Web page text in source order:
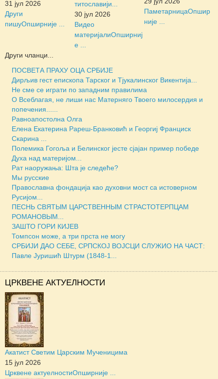
31 јул 2026
Други
пишуОпширније ...
титославији...
30 јул 2026
Видео
материјалиОпширниј
е ...
ПаметарницаОпшир
није ...
Други чланци...
ПОСВЕТА ПРАХУ ОЦА СРБИЈЕ
Дирљив гест епископа Тарског и Тјукалинског Викентија...
Не сме се играти по западним правилима
О Всеблагая, не лиши нас Матерняго Твоего милосердия и
попечения......
Равноапостолна Олга
Елена Екатерина Рареш-Бранковић и Георгиј Франциск
Скарина ...
Полемика Гогоља и Белинског јесте сјајан пример победе
Духа над материјом...
Рат наоружања: Шта је следеће?
Мы русские
Православна фондација као духовни мост са истоверном
Русијом...
ПЕСНЬ СВЯТЫМ ЦАРСТВЕННЫМ СТРАСТОТЕРПЦАМ
РОМАНОВЫМ...
ЗАШТО ГОРИ КИЈЕВ
Томпсон може, а три прста не могу
СРБИЈИ ДАО СЕБЕ, СРПСКОЈ ВОЈСЦИ СЛУЖИО НА ЧАСТ:
Павле Јуришић Штурм (1848-1...
ЦРКВЕНЕ АКТУЕЛНОСТИ
Акатист Светим Царским Мученицима
15 јул 2026
Црквене актуелностиОпширније ...